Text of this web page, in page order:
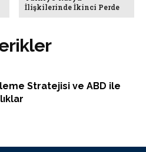
Stratejisi ve ABD ile
İlişkilerinde İkinci Perde